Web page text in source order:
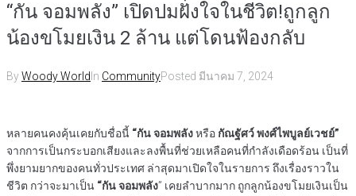
“กัน จอมพลัง” เปิดปมฝั่งใจในชีวิต!ถูกลูก
น้องขโมยเงิน 2 ล้าน แต่โดนฟ้องกลับ
ByWoody World In CommunityPosted มีนาคม 7, 2024
หลายคนคงคุ้นเคยกับชื่อนี้ “กัน จอมพลังหรือ กัณฐัศว์ พงศ์ไพบูลย์เวชย์”
จากการเป็นกระบอกเสียงและลงพื้นที่ช่วยเหลือคนที่กำลังเดือดร้อน เป็นที่
พึ่งยามยากของคนทั่วประเทศ ล่าสุดมาเปิดใจในรายการ ถึงเรื่องราวใน
ชีวิต กว่าจะมาเป็น “กัน จอมพลัง” เคยลำบากมาก ถูกลูกน้องขโมยเงินเป็น